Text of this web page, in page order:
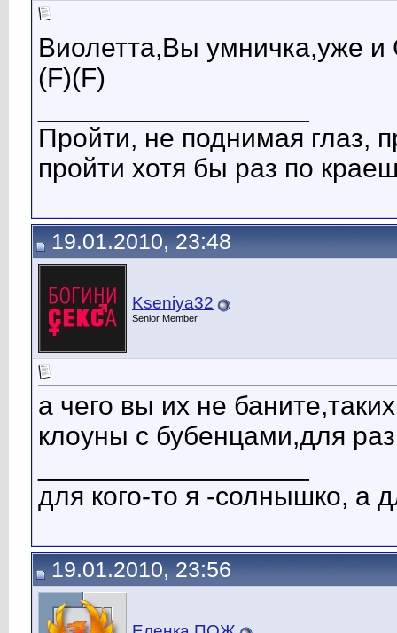
Виолетта,Вы умничка,уже
(F)(F)
Пройти, не поднимая глаз,
пройти хотя бы раз по
19.01.2010, 23:48
Kseniya32
Senior Member
а чего вы их не
клоуны с бубенцами,для
для кого-то я -солнышко, а
19.01.2010, 23:56